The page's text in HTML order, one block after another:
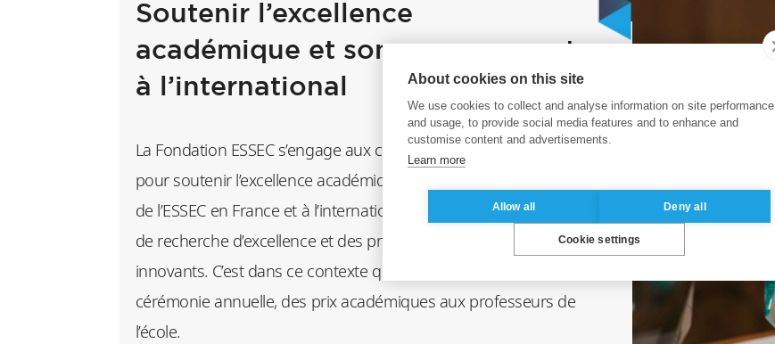
Soutenir l’excellence
académique et son rayonnement
à l’international
La Fondation ESSEC s’engage aux côtés du corps professoral
pour soutenir l’excellence académique, promouvoir l’expertise
de l’ESSEC en France et à l’international et financer des travaux
de recherche d’excellence et des programmes pédagogiques
innovants. C’est dans ce contexte qu’elle remet, lors de sa
cérémonie annuelle, des prix académiques aux professeurs de
l’école.
About cookies on this site
We use cookies to collect and analyse information on site performance
and usage, to provide social media features and to enhance and
customise content and advertisements.
Learn more
Allow all Deny all
Cookie settings